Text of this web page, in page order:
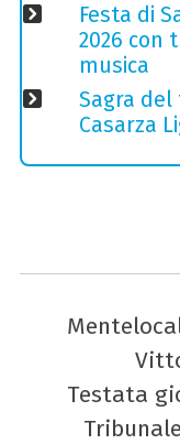
Festa di
2026 con
musica
Sagra
Casarza
Testata